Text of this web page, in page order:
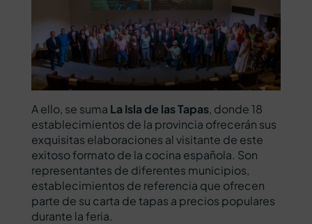
A ello, se suma La Isla de las Tapas, donde 18
establecimientos de la provincia ofrecerán sus
exquisitas elaboraciones al visitante de este
exitoso formato de la cocina española. Son
representantes de diferentes municipios,
establecimientos de referencia que ofrecen
parte de su carta de tapas a precios populares
durante la feria.